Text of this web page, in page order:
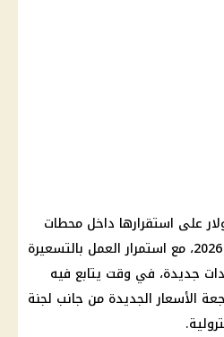
على استقرارها داخل محطات
الوقود اليوم السبت 9 مايو 2026، مع استمرار العمل بالتسعيرة
جديدة، في وقت يتابع فيه
الأسعار الجديدة من جانب لجنة